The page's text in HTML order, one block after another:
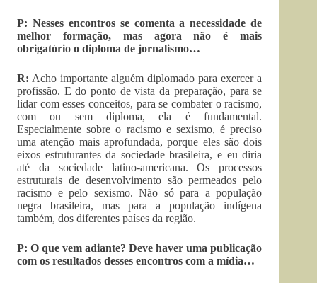
P: Nesses encontros se comenta a necessidade de
melhor formação, mas agora não é mais
obrigatório o diploma de jornalismo…
R: Acho importante alguém diplomado para exercer a
profissão. E do ponto de vista da preparação, para se
lidar com esses conceitos, para se combater o racismo,
com ou sem diploma, ela é fundamental.
Especialmente sobre o racismo e sexismo, é preciso
uma atenção mais aprofundada, porque eles são dois
eixos estruturantes da sociedade brasileira, e eu diria
até da sociedade latino-americana. Os processos
estruturais de desenvolvimento são permeados pelo
racismo e pelo sexismo. Não só para a população
negra brasileira, mas para a população indígena
também, dos diferentes países da região.
P: O que vem adiante? Deve haver uma publicação
com os resultados desses encontros com a mídia…